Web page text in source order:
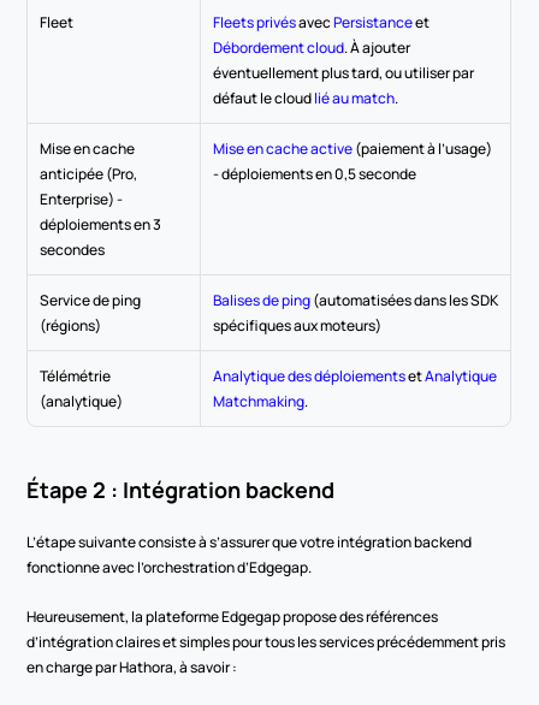
Fleet Fleets privés avec Persistance
Débordement cloud. À ajouter
éventuellement plus tard, ou utiliser par
défaut le cloud lié au match.
Mise en cache
anticipée (Pro,
Enterprise) -
déploiements en 3
secondes
Mise en cache active (paiement à l’usage)
- déploiements en 0,5 seconde
Service de ping
(régions)
Balises de ping (automatisées dans les SDK
spécifiques aux moteurs)
Télémétrie
(analytique)
Analytique des déploiements et Analytique
Matchmaking.
Étape 2 : Intégration backend
L’étape suivante consiste à s’assurer que votre intégration backend
fonctionne avec l’orchestration d’Edgegap.
Heureusement, la plateforme Edgegap propose des références
d’intégration claires et simples pour tous les services précédemment pris
en charge par Hathora, à savoir :